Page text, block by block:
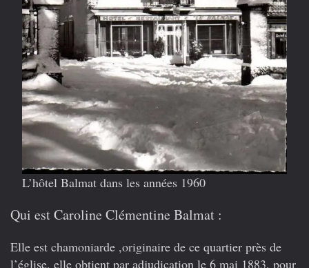
L’hôtel Balmat dans les années 1960
Qui est Caroline Clémentine Balmat :
Elle est chamoniarde ,originaire de ce quartier près de
l’église, elle obtient par adjudication le 6 mai 1883, pour